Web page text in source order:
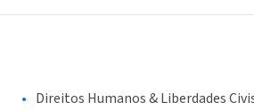
Direitos Humanos & Liberdades